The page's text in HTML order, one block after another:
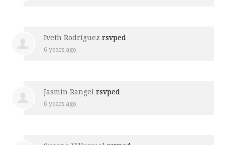
Iveth Rodriguez rsvped
6 years ago
Jasmin Rangel rsvped
6 years ago